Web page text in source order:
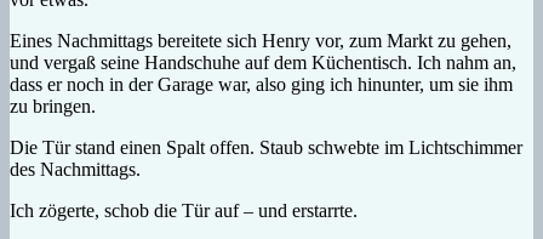
Eines Nachmittags bereitete sich Henry vor, zum Markt zu gehen,
und vergaß seine Handschuhe auf dem Küchentisch. Ich nahm an,
dass er noch in der Garage war, also ging ich hinunter, um sie ihm
zu bringen.
Die Tür stand einen Spalt offen. Staub schwebte im Lichtschimmer
des Nachmittags.
Ich zögerte, schob die Tür auf – und erstarrte.